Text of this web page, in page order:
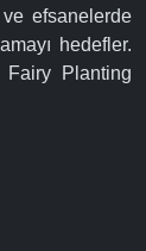
efsanelerde
hedefler.
Fairy Planting